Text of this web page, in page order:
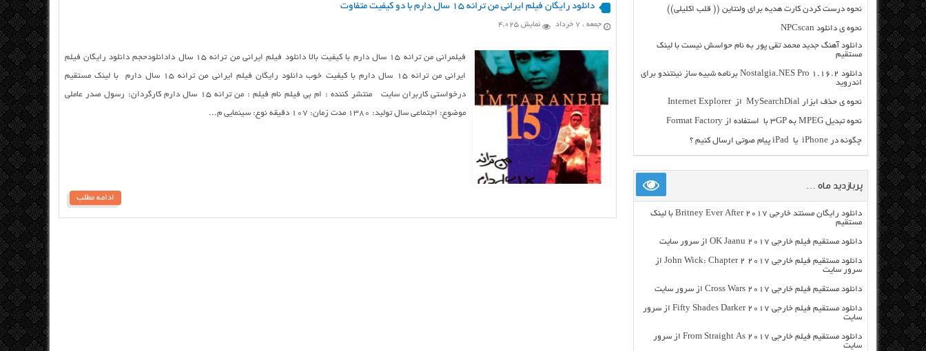
دانلود رایگان فیلم ایرانی من ترانه ۱۵ سال دارم با دو کیفیت متفاوت
جمعه ، ۷ خرداد نمایش 4,025
فیلمرانی من ترانه ۱۵ سال دارم با کیفیت بالا دانلود فیلم ایرانی من ترانه ۱۵ سال دادانلودحجم دانلود رایگان فیلم
ایرانی من ترانه ۱۵ سال دارم با کیفیت خوب دانلود رایگان فیلم ایرانی من ترانه ۱۵ سال دارم با لینک مستقیم
درخواستی کاربران سایت منتشر کننده : ام بی فیلم نام فیلم : من ترانه ۱۵ سال دارم کارگردان: رسول صدر عاملی
موضوع: اجتماعی سال تولید: ۱۳۸۰ مدت زمان: ۱۰۷ دقیقه نوع: سینمایی م...
ادامه مطلب
نحوه درست کردن کارت هدیه برای ولنتاین (( قلب اکلیلی))
نحوه ی دانلود NPCscan
دانلود آهنگ جدید محمد تقی پور به نام حواسش نیست با لینک
مستقیم
دانلود Nostalgia.NES Pro 1.16.2 برنامه شبیه ساز نینتندو برای
اندروید
نحوه ی حذف ابزار MySearchDial از Internet Explorer
نحوه تبدیل MPEG به ۳GP با استفاده از Format Factory
چگونه در iPhone یا iPad پیام صوتی ارسال کنیم ؟
پربازدید ماه …
دانلود رایگان مسنتد خارجی Britney Ever After 2017 با لینک
مستقیم
دانلود مستقیم فیلم خارجی OK Jaanu 2017 از سرور سایت
دانلود مستقیم فیلم خارجی John Wick: Chapter 2 2017 از
سرور سایت
دانلود مستقیم فیلم خارجی Cross Wars 2017 از سرور سایت
دانلود مستقیم فیلم خارجی Fifty Shades Darker 2017 از سرور
سایت
دانلود مستقیم فیلم خارجی From Straight As 2017 از سرور
سایت